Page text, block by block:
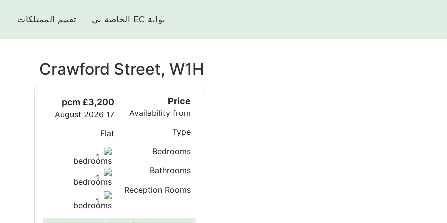
بوابة EC الخاصة بي تقييم الممتلكات
Crawford Street, W1H
Price
Availability from
Type
Bedrooms
Bathrooms
Reception Rooms
£3,200 pcm
17 August 2026
Flat
1
1
1